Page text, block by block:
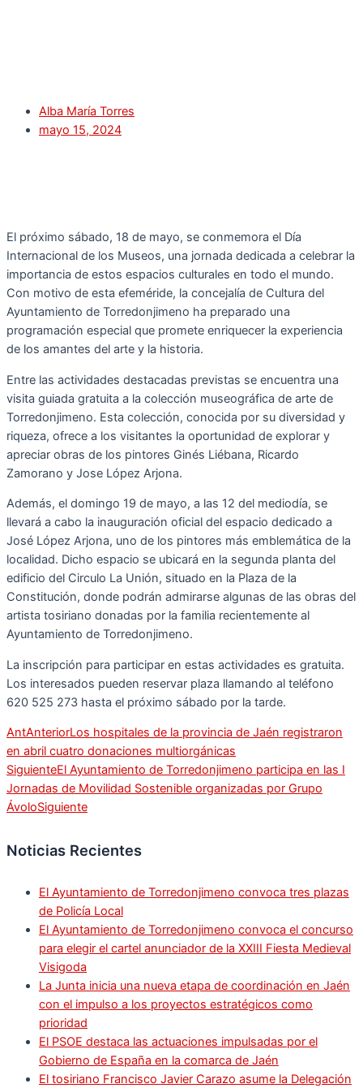
Alba María Torres
mayo 15, 2024
El próximo sábado, 18 de mayo, se conmemora el Día
Internacional de los Museos, una jornada dedicada a celebrar la
importancia de estos espacios culturales en todo el mundo.
Con motivo de esta efeméride, la concejalía de Cultura del
Ayuntamiento de Torredonjimeno ha preparado una
programación especial que promete enriquecer la experiencia
de los amantes del arte y la historia.
Entre las actividades destacadas previstas se encuentra una
visita guiada gratuita a la colección museográfica de arte de
Torredonjimeno. Esta colección, conocida por su diversidad y
riqueza, ofrece a los visitantes la oportunidad de explorar y
apreciar obras de los pintores Ginés Liébana, Ricardo
Zamorano y Jose López Arjona.
Además, el domingo 19 de mayo, a las 12 del mediodía, se
llevará a cabo la inauguración oficial del espacio dedicado a
José López Arjona, uno de los pintores más emblemática de la
localidad. Dicho espacio se ubicará en la segunda planta del
edificio del Circulo La Unión, situado en la Plaza de la
Constitución, donde podrán admirarse algunas de las obras del
artista tosiriano donadas por la familia recientemente al
Ayuntamiento de Torredonjimeno.
La inscripción para participar en estas actividades es gratuita.
Los interesados pueden reservar plaza llamando al teléfono
620 525 273 hasta el próximo sábado por la tarde.
AntAnteriorLos hospitales de la provincia de Jaén registraron
en abril cuatro donaciones multiorgánicas
SiguienteEl Ayuntamiento de Torredonjimeno participa en las I
Jornadas de Movilidad Sostenible organizadas por Grupo
ÁvoloSiguiente
Noticias Recientes
El Ayuntamiento de Torredonjimeno convoca tres plazas
de Policía Local
El Ayuntamiento de Torredonjimeno convoca el concurso
para elegir el cartel anunciador de la XXIII Fiesta Medieval
Visigoda
La Junta inicia una nueva etapa de coordinación en Jaén
con el impulso a los proyectos estratégicos como
prioridad
El PSOE destaca las actuaciones impulsadas por el
Gobierno de España en la comarca de Jaén
El tosiriano Francisco Javier Carazo asume la Delegación